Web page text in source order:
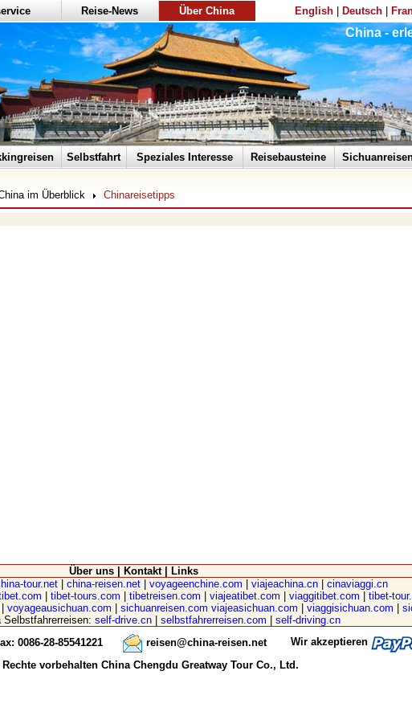
Reise-News Über China English| Deutsch|
China -
Selbstfahrt Speziales Interesse Reisebausteine
im Überblick Chinareisetipps
Über uns| Kontakt|
Links
tour.net china-reisen.net voyageenchine.com viajeachina.cn
cinaviaggi.cn
tibet-tours.com tibetreisen.com viajeatibet.com viaggitibet.com
tibet-
voyageausichuan.com sichuanreisen.com viajeasichuan.com viaggisichuan.com
self-drive.cn selbstfahrerreisen.com
self-driving.cn
0086-28-85541221 reisen@china-reisen.net
Wir akzeptieren
vorbehalten China Chengdu Greatway Tour Co., Ltd.